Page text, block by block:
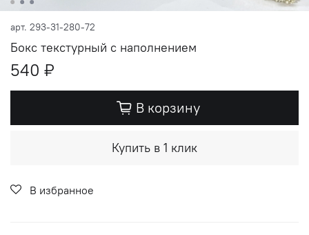
арт. 293-31-280-72
Бокс текстурный с наполнением
540 ₽
В корзину
Купить в 1 клик
В избранное